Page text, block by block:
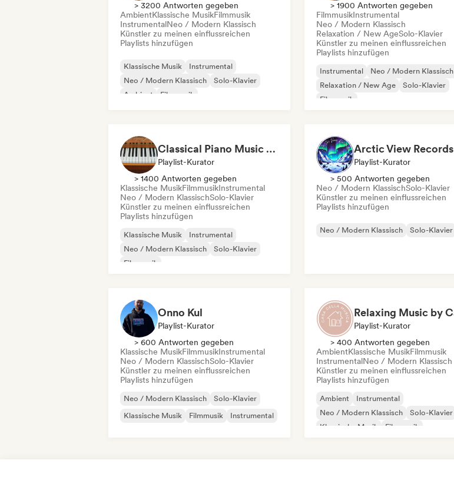
> 3200 Antworten gegeben
AmbientKlassische MusikFilmmusik
InstrumentalNeo / Modern Klassisch
Künstler zu meinen einflussreichen
Playlists hinzufügen
Klassische Musik
Instrumental
Neo / Modern Klassisch
Solo-Klavier
Ambient
Filmmusik
> 1900 Antworten gegeben
FilmmusikInstrumental
Neo / Modern Klassisch
Relaxation / New AgeSolo-Klavier
Künstler zu meinen einflussreichen
Playlists hinzufügen
Instrumental
Neo / Modern Klassisch
Relaxation / New Age
Solo-Klavier
Filmmusik
Classical Piano Music For Deep Sleep
Playlist-Kurator
> 1400 Antworten gegeben
Klassische MusikFilmmusikInstrumental
Neo / Modern KlassischSolo-Klavier
Künstler zu meinen einflussreichen
Playlists hinzufügen
Klassische Musik
Instrumental
Neo / Modern Klassisch
Solo-Klavier
Filmmusik
Arctic View Records
Playlist-Kurator
> 500 Antworten gegeben
Neo / Modern KlassischSolo-Klavier
Künstler zu meinen einflussreichen
Playlists hinzufügen
Neo / Modern Klassisch Solo-Klavier
Onno Kul
Playlist-Kurator
> 600 Antworten gegeben
Klassische MusikFilmmusikInstrumental
Neo / Modern KlassischSolo-Klavier
Künstler zu meinen einflussreichen
Playlists hinzufügen
Neo / Modern Klassisch
Solo-Klavier
Klassische Musik
Filmmusik Instrumental
Playlist-Kurator
> 400 Antworten gegeben
AmbientKlassische MusikFilmmusik
InstrumentalNeo / Modern Klassisch
Künstler zu meinen einflussreichen
Playlists hinzufügen
Ambient
Instrumental
Neo / Modern Klassisch
Solo-Klavier
Klassische Musik
Filmmusik